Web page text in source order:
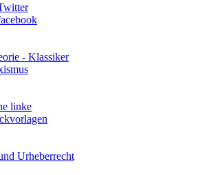
- Klassiker
linke
Urheberrecht